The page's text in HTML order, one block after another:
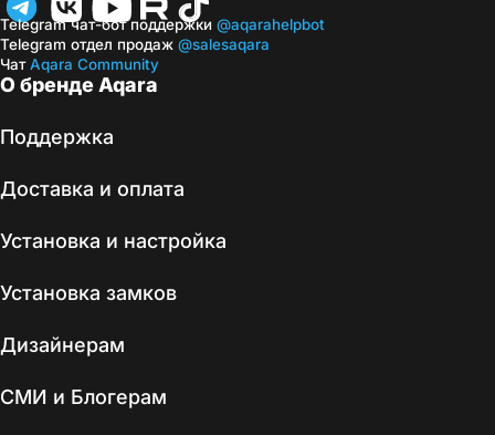
О бренде Aqara
Поддержка
Доставка и оплата
Установка и настройка
Установка замков
Дизайнерам
СМИ и Блогерам
Telegram чат-бот поддержки @aqarahelpbot
Telegram отдел продаж @salesaqara
ЧатAqara Community